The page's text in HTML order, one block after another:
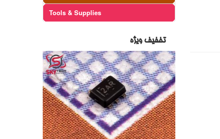
Tools & Supplies
تخفیف ویژه